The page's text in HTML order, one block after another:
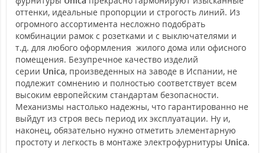
оттенки, идеальные пропорции и строгость линий. Из
огромного ассортимента несложно подобрать
комбинации рамок с розетками и с выключателями и
т.д. для любого оформления жилого дома или офисного
помещения. Безупречное качество изделий
серии Unica, произведенных на заводе в Испании, не
подлежит сомнению и полностью соответствует всем
высоким европейским стандартам безопасности.
Механизмы настолько надежны, что гарантированно не
выйдут из строя весь период их эксплуатации. Ну и,
наконец, обязательно нужно отметить элементарную
простоту и легкость в монтаже электрофурнитуры Unica.